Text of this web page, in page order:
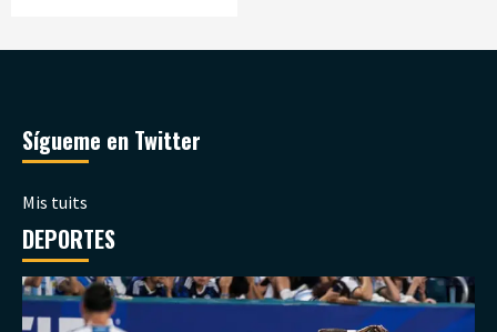
Sígueme en Twitter
Mis tuits
DEPORTES